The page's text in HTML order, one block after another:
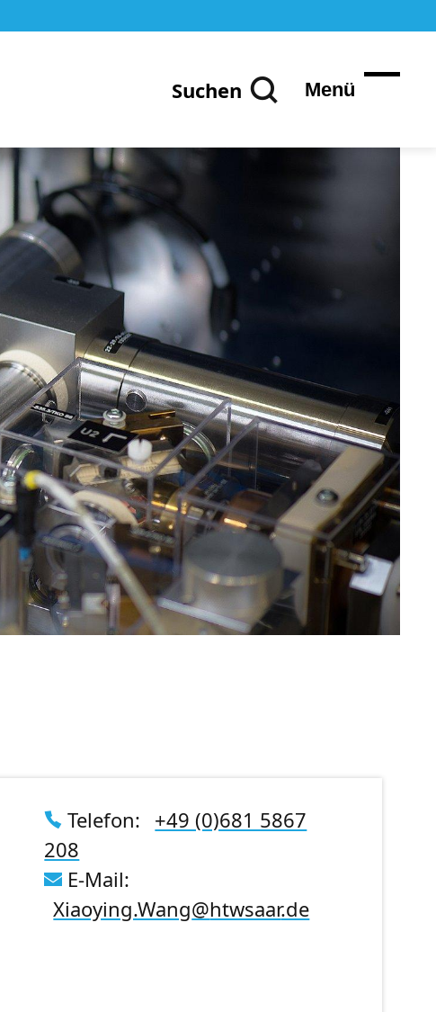
Suchen Menü
Telefon: +49 (0)681 5867
208
E-Mail:
Xiaoying.Wang@htwsaar.de